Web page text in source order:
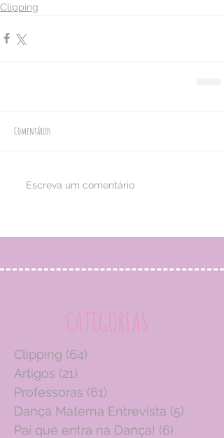
Clipping
Comentários
Escreva um comentário
CATEGORIAS
Clipping (64)
Artigos (21)
Professoras (61)
Dança Materna Entrevista (5)
Pai que entra na Dança! (6)